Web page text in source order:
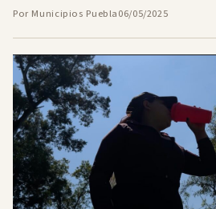
Por Municipios Puebla06/05/2025